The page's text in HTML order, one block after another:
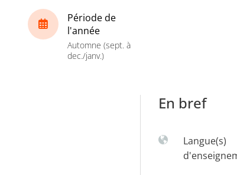
Période de
l'année
Automne (sept. à
dec./janv.)
En bref
Langue(s)